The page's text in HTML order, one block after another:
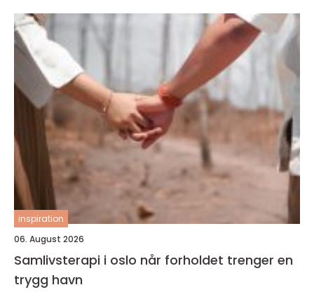
inspiration
06. August 2026
Samlivsterapi i oslo når forholdet trenger en
trygg havn